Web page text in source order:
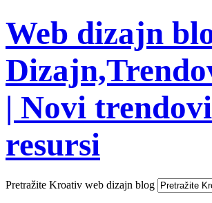
Web dizajn
| Novi
resursi
Pretražite Kroativ web dizajn blog